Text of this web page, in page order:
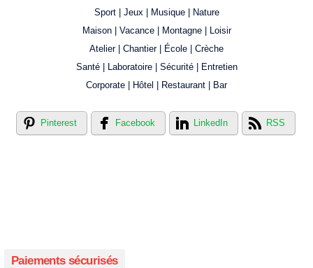
Sport | Jeux | Musique | Nature
Maison | Vacance | Montagne | Loisir
Atelier | Chantier | École | Crèche
Santé | Laboratoire | Sécurité | Entretien
Corporate | Hôtel | Restaurant | Bar
Pinterest Facebook LinkedIn RSS
Paiements sécurisés